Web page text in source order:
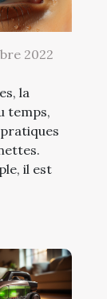
2022
la
temps,
il est